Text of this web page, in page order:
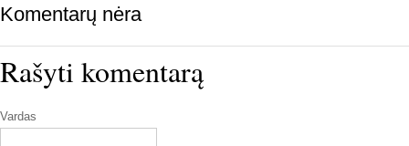
Komentarų nėra
Rašyti komentarą
Vardas